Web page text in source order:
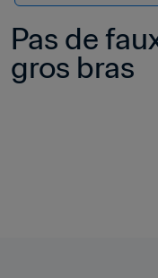
Pas de
gros bras